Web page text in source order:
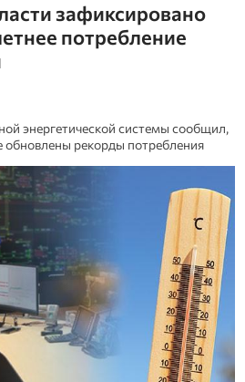
зафиксировано
потребление
энергетической системы сообщил,
обновлены рекорды потребления